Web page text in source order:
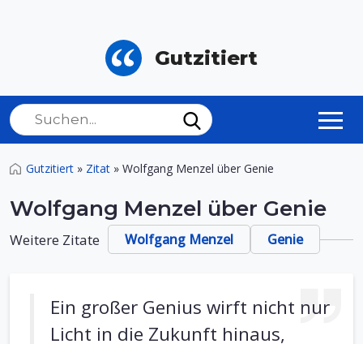
Gutzitiert
Gutzitiert » Zitat » Wolfgang Menzel über Genie
Wolfgang Menzel über Genie
Weitere Zitate Wolfgang Menzel Genie
Ein großer Genius wirft nicht nur
Licht in die Zukunft hinaus,